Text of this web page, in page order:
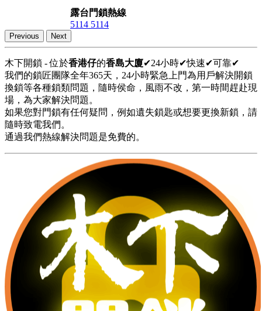
露台門鎖熱線
5114 5114
Previous Next
木下開鎖 - 位於香港仔的香島大廈✔24小時✔快速✔可靠✔
我們的鎖匠團隊全年365天，24小時緊急上門為用戶解決開鎖
換鎖等各種鎖類問題，隨時侯命，風雨不改，第一時間趕赴現
場，為大家解決問題。
如果您對門鎖有任何疑問，例如遺失鎖匙或想要更換新鎖，請
隨時致電我們。
通過我們熱線解決問題是免費的。